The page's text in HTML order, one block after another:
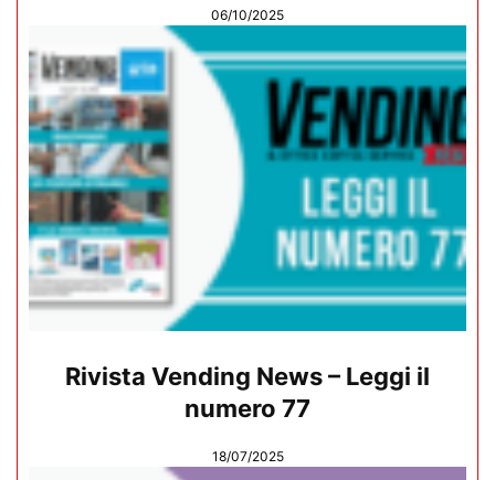
06/10/2025
Rivista Vending News – Leggi il
numero 77
18/07/2025